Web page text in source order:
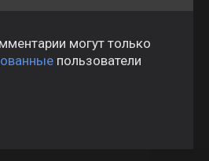
могут только
пользователи